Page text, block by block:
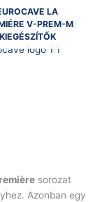
LA
V-PREM-M
KIEGÉSZÍTŐK
sorozat
Azonban egy